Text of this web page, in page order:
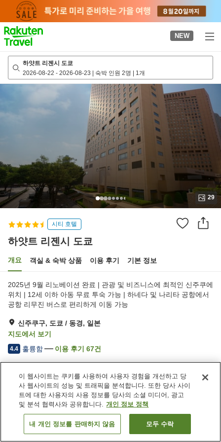
page
NEW
하얏트 리젠시 도쿄
2026-08-22 - 2026-08-23 | 숙박 인원 2명 | 1개
29
시티 호텔
하얏트 리젠시 도쿄
개요 객실 & 숙박 상품 이용 후기 기본 정보
2025년 9월 리노베이션 완료 | 관광 및 비즈니스에 최적인 신주쿠에
위치 | 12세 이하 아동 무료 투숙 가능 | 하네다 및 나리타 공항에서
공항 리무진 버스로 편리하게 이동 가능
신주쿠구, 도쿄 / 동경, 일본
지도에서 보기
4.4 훌륭함 이용 후기 67건
숙소 편의 시설/서비스
Wi-Fi
피트니스 클럽 / 헬스장
레스토랑
바
일본 도쿄 / 동경 신주쿠구 하얏트 리젠시 도쿄
객실 보기
이 웹사이트는 쿠키를 사용하여 사용자 경험을 개선하고 당
사 웹사이트의 성능 및 트래픽을 분석합니다. 또한 당사 사이
트에 대한 사용자의 사용 정보를 당사의 소셜 미디어, 광고
및 분석 협력사와 공유합니다. 개인 정보 정책
내 개인 정보를 판매하지 않음 모두 수락